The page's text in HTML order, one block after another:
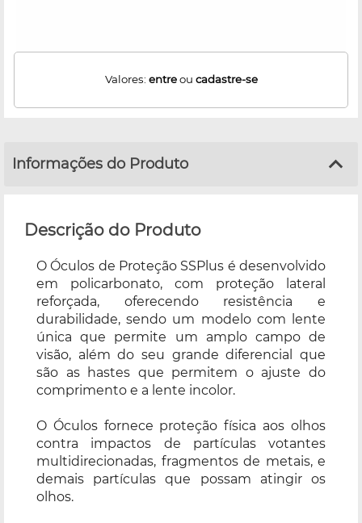
Valores: entreou cadastre-se
Informações do Produto
Descrição do Produto
O Óculos de Proteção SSPlus é desenvolvido
em policarbonato, com proteção lateral
reforçada, oferecendo resistência e
durabilidade, sendo um modelo com lente
única que permite um amplo campo de
visão, além do seu grande diferencial que
são as hastes que permitem o ajuste do
comprimento e a lente incolor.
O Óculos fornece proteção física aos olhos
contra impactos de partículas votantes
multidirecionadas, fragmentos de metais, e
demais partículas que possam atingir os
olhos.